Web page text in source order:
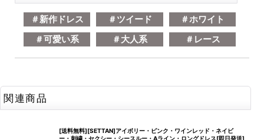
＃新作ドレス ＃ツイード
＃ホワイト
＃可愛い系
＃大人系 ＃レース
関連商品
[送料無料][SETTAN]アイボリー・ピンク・ワインレッド・ネイビ
ー・刺繍・セクシー・シースルー・Aライン・ロングドレス[即日発送]